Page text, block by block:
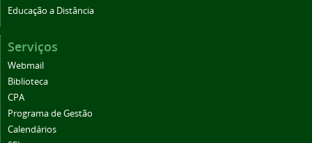
Educação a Distância
Serviços
Webmail
Biblioteca
CPA
Programa de Gestão
Calendários